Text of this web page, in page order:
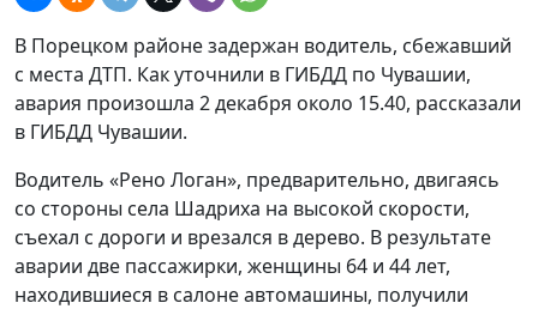
В Порецком районе задержан водитель, сбежавший
с места ДТП. Как уточнили в ГИБДД по Чувашии,
авария произошла 2 декабря около 15.40, рассказали
в ГИБДД Чувашии.
Водитель «Рено Логан», предварительно, двигаясь
со стороны села Шадриха на высокой скорости,
съехал с дороги и врезался в дерево. В результате
аварии две пассажирки, женщины 64 и 44 лет,
находившиеся в салоне автомашины, получили